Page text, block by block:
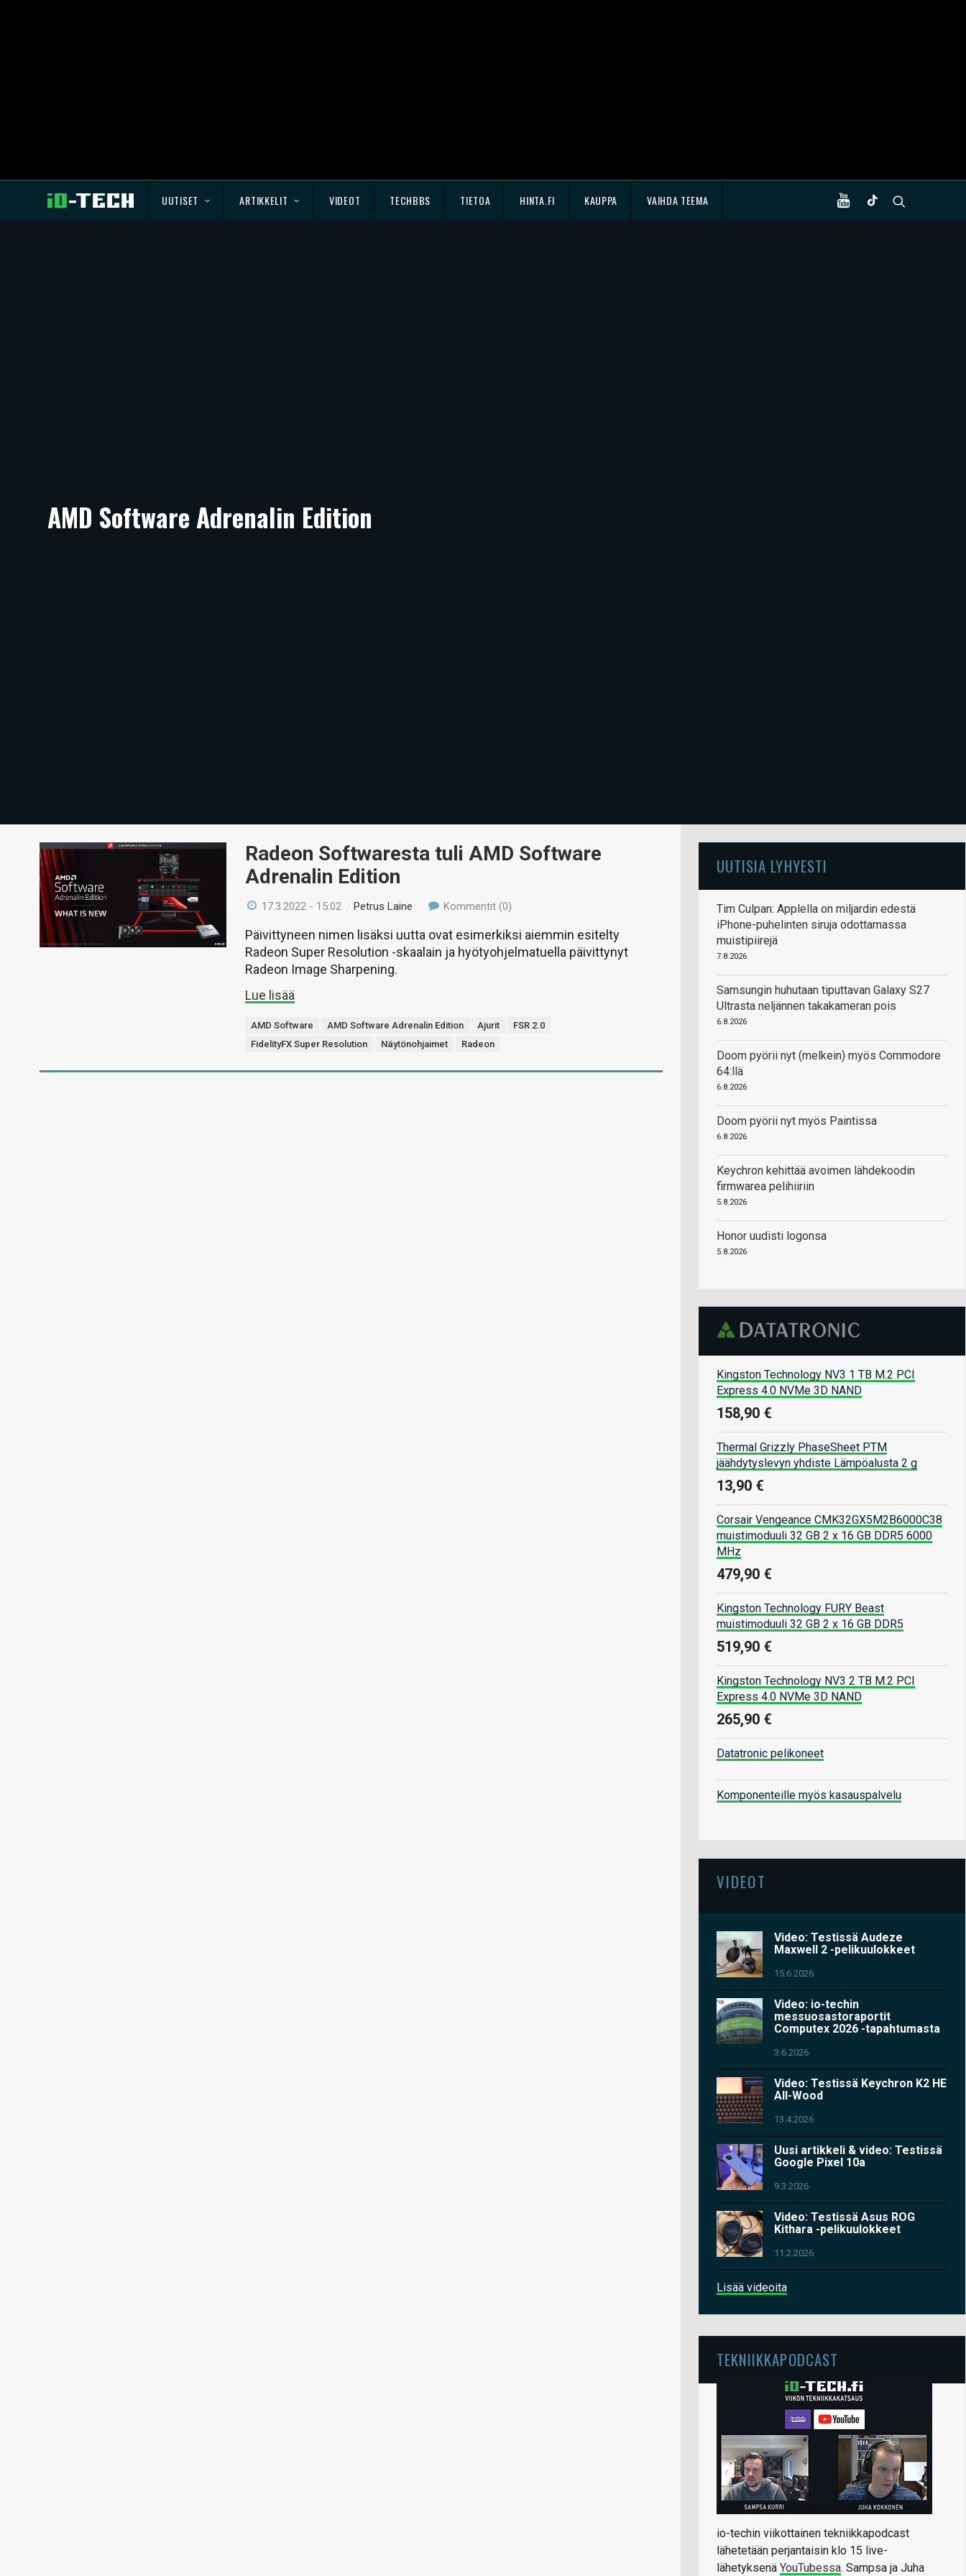
UUTISET ARTIKKELIT VIDEOT TECHBBS TIETOA HINTA.FI KAUPPA VAIHDA TEEMA
AMD Software Adrenalin Edition
Radeon Softwaresta tuli AMD Software
Adrenalin Edition
17.3.2022 - 15:02 /Petrus Laine Kommentit (0)
Päivittyneen nimen lisäksi uutta ovat esimerkiksi aiemmin esitelty
Radeon Super Resolution -skaalain ja hyötyohjelmatuella päivittynyt
Radeon Image Sharpening.
Lue lisää
AMD Software AMD Software Adrenalin Edition Ajurit
FSR 2.0
FidelityFX Super Resolution
Näytönohjaimet Radeon
UUTISIA LYHYESTI
Tim Culpan: Applella on miljardin edestä
iPhone-puhelinten siruja odottamassa
muistipiirejä
7.8.2026
Samsungin huhutaan tiputtavan Galaxy S27
Ultrasta neljännen takakameran pois
6.8.2026
Doom pyörii nyt (melkein) myös Commodore
64:llä
6.8.2026
Doom pyörii nyt myös Paintissa
6.8.2026
Keychron kehittää avoimen lähdekoodin
firmwarea pelihiiriin
5.8.2026
Honor uudisti logonsa
5.8.2026
Kingston Technology NV3 1 TB M.2 PCI
Express 4.0 NVMe 3D NAND
158,90 €
Thermal Grizzly PhaseSheet PTM
jäähdytyslevyn yhdiste Lämpöalusta 2 g
13,90 €
Corsair Vengeance CMK32GX5M2B6000C38
muistimoduuli 32 GB 2 x 16 GB DDR5 6000
MHz
479,90 €
Kingston Technology FURY Beast
muistimoduuli 32 GB 2 x 16 GB DDR5
519,90 €
Kingston Technology NV3 2 TB M.2 PCI
Express 4.0 NVMe 3D NAND
265,90 €
Datatronic pelikoneet
Komponenteille myös kasauspalvelu
VIDEOT
Video: Testissä Audeze
Maxwell 2 -pelikuulokkeet
15.6.2026
Video: io-techin
messuosastoraportit
Computex 2026 -tapahtumasta
3.6.2026
Video: Testissä Keychron K2 HE
All-Wood
13.4.2026
Uusi artikkeli & video: Testissä
Google Pixel 10a
9.3.2026
Video: Testissä Asus ROG
Kithara -pelikuulokkeet
11.2.2026
Lisää videoita
TEKNIIKKAPODCAST
io-techin viikottainen tekniikkapodcast
lähetetään perjantaisin klo 15 live-
lähetyksenä YouTubessa. Sampsa ja Juha